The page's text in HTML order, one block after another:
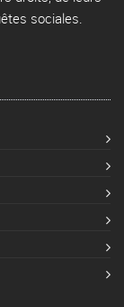
sociales.